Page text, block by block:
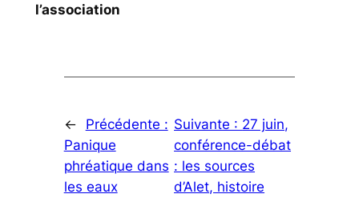
l’association
←
Précédente :
Panique
phréatique dans
les eaux
Suivante : 27 juin,
conférence-débat
: les sources
d’Alet, histoire